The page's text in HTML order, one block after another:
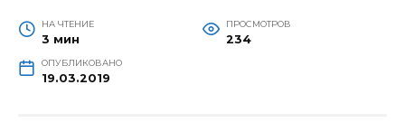
НА ЧТЕНИЕ
3 мин
ПРОСМОТРОВ
234
ОПУБЛИКОВАНО
19.03.2019